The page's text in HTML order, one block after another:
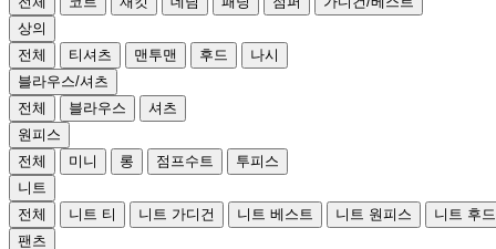
상의
전체
티셔츠 맨투맨 후드
나시
블라우스/셔츠
전체
블라우스
셔츠
원피스
전체
미니 롱 점프수트
투피스
니트
전체
니트 티 니트 가디건 니트 베스트 니트 원피스 니트 후
팬츠